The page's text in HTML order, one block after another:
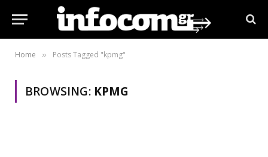
Home » Posts Tagged "kpmg"
BROWSING: KPMG